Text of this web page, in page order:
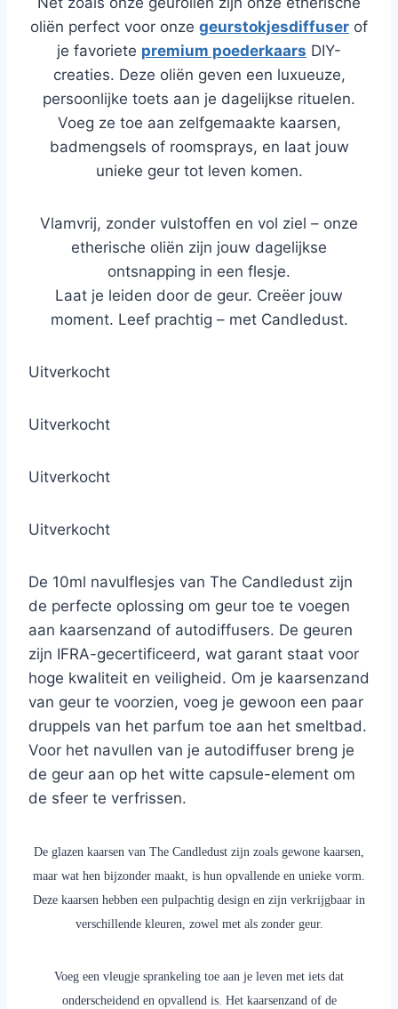
oliën perfect voor onze geurstokjesdiffuser of
je favoriete premium poederkaars DIY-
creaties. Deze oliën geven een luxueuze,
persoonlijke toets aan je dagelijkse rituelen.
Voeg ze toe aan zelfgemaakte kaarsen,
badmengsels of roomsprays, en laat jouw
unieke geur tot leven komen.
Vlamvrij, zonder vulstoffen en vol ziel – onze
etherische oliën zijn jouw dagelijkse
ontsnapping in een flesje.
Laat je leiden door de geur. Creëer jouw
moment. Leef prachtig – met Candledust.
Uitverkocht
Uitverkocht
Uitverkocht
Uitverkocht
De 10ml navulflesjes van The Candledust zijn
de perfecte oplossing om geur toe te voegen
aan kaarsenzand of autodiffusers. De geuren
zijn IFRA-gecertificeerd, wat garant staat voor
hoge kwaliteit en veiligheid. Om je kaarsenzand
van geur te voorzien, voeg je gewoon een paar
druppels van het parfum toe aan het smeltbad.
Voor het navullen van je autodiffuser breng je
de geur aan op het witte capsule-element om
de sfeer te verfrissen.
De glazen kaarsen van The Candledust zijn zoals gewone kaarsen,
maar wat hen bijzonder maakt, is hun opvallende en unieke vorm.
Deze kaarsen hebben een pulpachtig design en zijn verkrijgbaar in
verschillende kleuren, zowel met als zonder geur.
Voeg een vleugje sprankeling toe aan je leven met iets dat
onderscheidend en opvallend is. Het kaarsenzand of de